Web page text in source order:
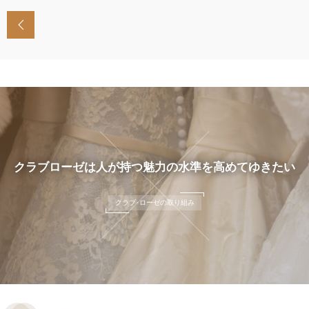
クラブローゼは人が持つ魅力の水準を高めてゆきたい
クラブ･ローゼの取り組み